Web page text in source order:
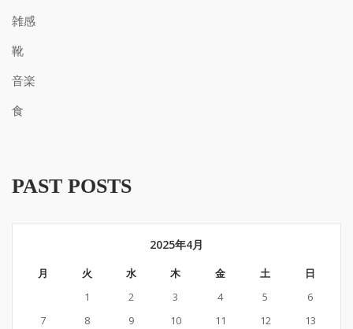
雑感
靴
音楽
食
PAST POSTS
2025年4月
月 火 水 木 金 土
日
1
2 3 4 5
6
7
8 9 10 11 12
13